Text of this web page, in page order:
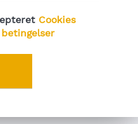
Cookies